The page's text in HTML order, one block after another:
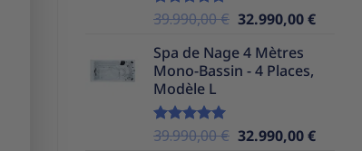
Note5.00
39.990,00€ Le
initial
était :
32.990,00€Le
Spa de Nage 4 Mètres
Mono-Bassin - 4 Places,
Modèle L
Note5.00
39.990,00€ Le
32.990,00€Le